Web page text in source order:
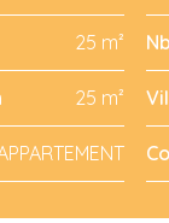
25 m²
25 m²